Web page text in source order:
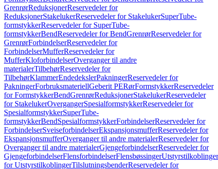
GrenrørReduksjonerReservedeler for
ReduksjonerStakelukerReservedeler for StakelukerSuperTube-
formstykkerReservedeler for SuperTube-
formstykkerBendReservedeler for BendGrenrørReservedeler for
GrenrørForbindelserReservedeler for
ForbindelserMufferReservedeler for
MufferKloforbindelserOverganger til andre
materialerTilbehørReservedeler for
TilbehørKlammerEndedekslerPakningerReservedeler for
PakningerForbruksmateriellGeberit PERørFormstykkerReservedeler
for FormstykkerBendGrenrørReduksjonerStakelukerReservedeler
for StakelukerOvergangerSpesialformstykkerReservedeler for
SpesialformstykkerSuperTube-
formstykkerBendSpesialformstykkerForbindelserReservedeler for
ForbindelserSveiseforbindelserEkspansjonsmufferReservedeler for
EkspansjonsmufferOverganger til andre materialerReservedeler for
Overganger til andre materialerGjengeforbindelserReservedeler for
GjengeforbindelserFlensforbindelserFlensbøssingerUtstyrstilkoblinger
for UtstyrstilkoblingerTilslutningsbenderReservedeler for